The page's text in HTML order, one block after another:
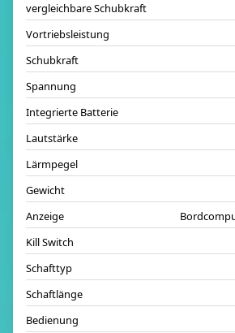
vergleichbare Schubkraft
Vortriebsleistung
Schubkraft
Spannung
Integrierte Batterie
Lautstärke
Lärmpegel
Gewicht
Anzeige
Kill Switch
Schafttyp
Schaftlänge
Bedienung